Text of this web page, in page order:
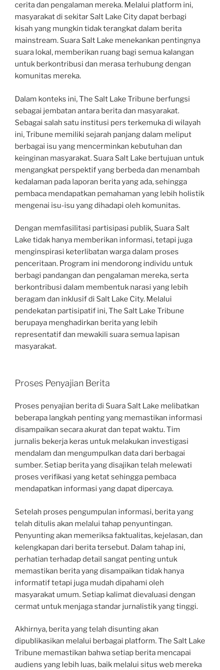
cerita dan pengalaman mereka. Melalui platform ini,
masyarakat di sekitar Salt Lake City dapat berbagi
kisah yang mungkin tidak terangkat dalam berita
mainstream. Suara Salt Lake menekankan pentingnya
suara lokal, memberikan ruang bagi semua kalangan
untuk berkontribusi dan merasa terhubung dengan
komunitas mereka.
Dalam konteks ini, The Salt Lake Tribune berfungsi
sebagai jembatan antara berita dan masyarakat.
Sebagai salah satu institusi pers terkemuka di wilayah
ini, Tribune memiliki sejarah panjang dalam meliput
berbagai isu yang mencerminkan kebutuhan dan
keinginan masyarakat. Suara Salt Lake bertujuan untuk
mengangkat perspektif yang berbeda dan menambah
kedalaman pada laporan berita yang ada, sehingga
pembaca mendapatkan pemahaman yang lebih holistik
mengenai isu-isu yang dihadapi oleh komunitas.
Dengan memfasilitasi partisipasi publik, Suara Salt
Lake tidak hanya memberikan informasi, tetapi juga
menginspirasi keterlibatan warga dalam proses
penceritaan. Program ini mendorong individu untuk
berbagi pandangan dan pengalaman mereka, serta
berkontribusi dalam membentuk narasi yang lebih
beragam dan inklusif di Salt Lake City. Melalui
pendekatan partisipatif ini, The Salt Lake Tribune
berupaya menghadirkan berita yang lebih
representatif dan mewakili suara semua lapisan
masyarakat.
Proses Penyajian Berita
Proses penyajian berita di Suara Salt Lake melibatkan
beberapa langkah penting yang memastikan informasi
disampaikan secara akurat dan tepat waktu. Tim
jurnalis bekerja keras untuk melakukan investigasi
mendalam dan mengumpulkan data dari berbagai
sumber. Setiap berita yang disajikan telah melewati
proses verifikasi yang ketat sehingga pembaca
mendapatkan informasi yang dapat dipercaya.
Setelah proses pengumpulan informasi, berita yang
telah ditulis akan melalui tahap penyuntingan.
Penyunting akan memeriksa faktualitas, kejelasan, dan
kelengkapan dari berita tersebut. Dalam tahap ini,
perhatian terhadap detail sangat penting untuk
memastikan berita yang disampaikan tidak hanya
informatif tetapi juga mudah dipahami oleh
masyarakat umum. Setiap kalimat dievaluasi dengan
cermat untuk menjaga standar jurnalistik yang tinggi.
Akhirnya, berita yang telah disunting akan
dipublikasikan melalui berbagai platform. The Salt Lake
Tribune memastikan bahwa setiap berita mencapai
audiens yang lebih luas, baik melalui situs web mereka